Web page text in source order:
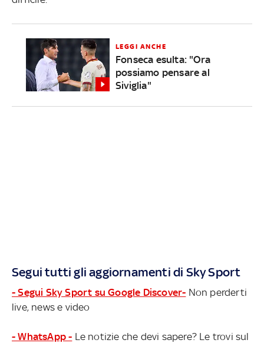
LEGGI ANCHE
Fonseca esulta: "Ora
possiamo pensare al
Siviglia"
Segui tutti gli aggiornamenti di Sky Sport
- Segui Sky Sport su Google Discover- Non perderti
live, news e video
- WhatsApp - Le notizie che devi sapere? Le trovi sul